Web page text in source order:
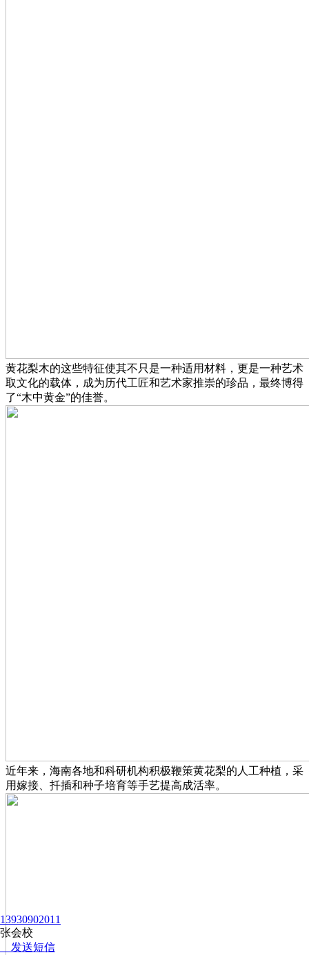
黄花梨木的这些特征使其不只是一种适用材料，更是一种艺术
取文化的载体，成为历代工匠和艺术家推崇的珍品，最终博得
了“木中黄金”的佳誉。
近年来，海南各地和科研机构积极鞭策黄花梨的人工种植，采
用嫁接、扦插和种子培育等手艺提高成活率。
13930902011
张会校
发送短信